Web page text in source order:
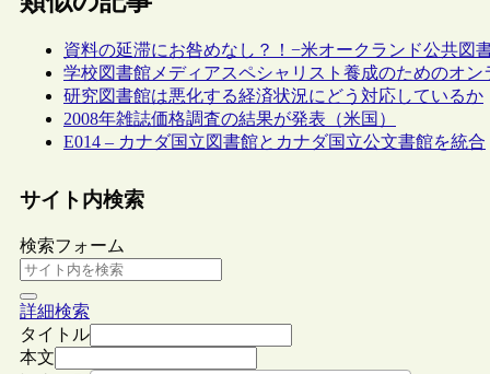
資料の延滞にお咎めなし？！−米オークランド公共図
学校図書館メディアスペシャリスト養成のためのオン
研究図書館は悪化する経済状況にどう対応しているか
2008年雑誌価格調査の結果が発表（米国）
E014 – カナダ国立図書館とカナダ国立公文書館を統合
サイト内検索
検索フォーム
詳細検索
タイトル
本文